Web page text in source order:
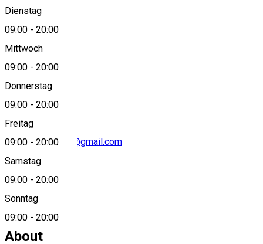
Dienstag
09:00 - 20:00
Mittwoch
09:00 - 20:00
Donnerstag
09:00 - 20:00
Freitag
09:00 - 20:00
Samstag
09:00 - 20:00
Sonntag
09:00 - 20:00
View on map
creativehubsibiu@gmail.com
0757821366
About